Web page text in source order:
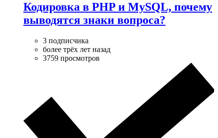
Кодировка в PHP и MySQL, почему
выводятся знаки вопроса?
3 подписчика
более трёх лет назад
3759 просмотров